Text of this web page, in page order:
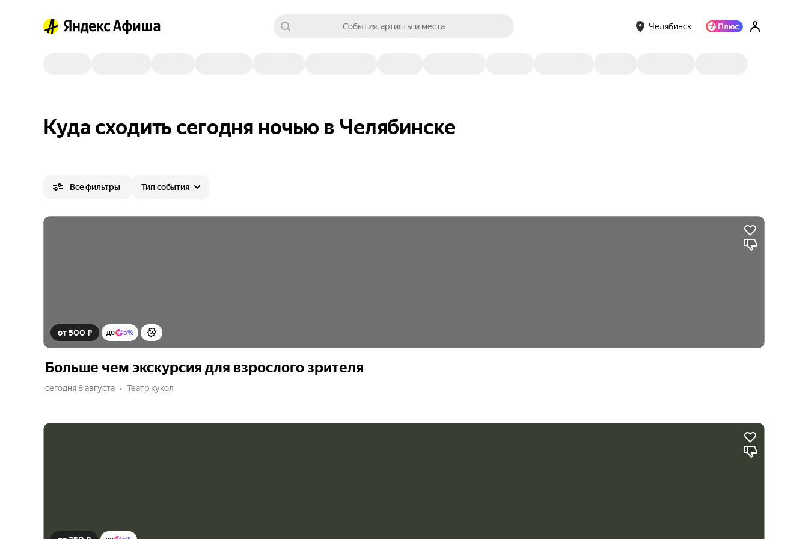
События, артисты и места Челябинск
Куда сходить сегодня ночью в Челябинске
Все фильтры Тип события
от 500 ₽ до 5%
Больше чем экскурсия для взрослого зрителя
сегодня 8 августа Театр кукол